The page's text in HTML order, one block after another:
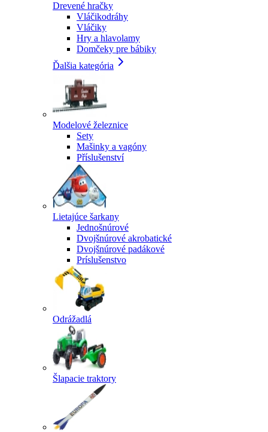
Drevené hračky
Vláčikodráhy
Vláčiky
Hry a hlavolamy
Domčeky pre bábiky
Ďalšia kategória
Modelové železnice
Sety
Mašinky a vagóny
Příslušenství
Lietajúce šarkany
Jednošnúrové
Dvojšnúrové akrobatické
Dvojšnúrové padákové
Príslušenstvo
Odrážadlá
Šlapacie traktory